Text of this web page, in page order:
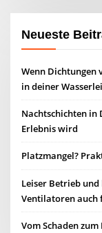
Neueste
Wenn Dichtungen
in deiner
Nachtschichten in
Erlebnis wird
Platzmangel?
Leiser Betrieb
Ventilatoren auch
Vom Schaden